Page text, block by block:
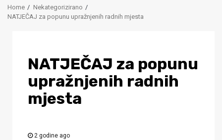
Home
Nekategorizirano
NATJEČAJ za popunu upražnjenih radnih mjesta
NATJEČAJ za popunu
upražnjenih radnih
mjesta
2 godine ago